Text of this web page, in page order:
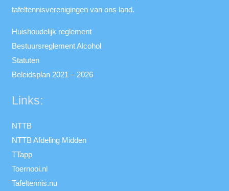
tafeltennisverenigingen van ons land.
Huishoudelijk reglement
Bestuursreglement Alcohol
Statuten
Beleidsplan 2021 – 2026
Links:
NTTB
NTTB Afdeling Midden
TTapp
Toernooi.nl
Tafeltennis.nu